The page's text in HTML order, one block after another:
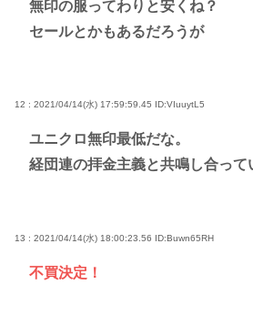
無印の服ってわりと安くね？
セールとかもあるだろうが
12 : 2021/04/14(水) 17:59:59.45 ID:VIuuytL5
ユニクロ無印最低だな。
経団連の拝金主義と共鳴し合って
13 : 2021/04/14(水) 18:00:23.56 ID:Buwn65RH
不買決定！